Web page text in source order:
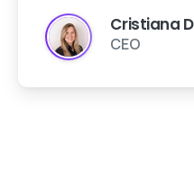
Cristiana D
CEO